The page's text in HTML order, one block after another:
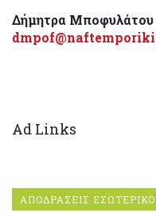
Δήμητρα Μποφυλάτου
Ad Links
ΑΠΟΔΡΑΣΕΙΣ